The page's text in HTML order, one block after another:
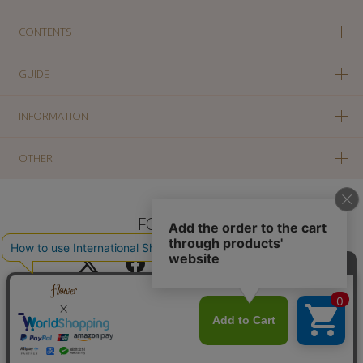
CONTENTS
GUIDE
INFORMATION
OTHER
FOLLOW US
PC版に切り替え
Copyright(c) SOLA OF TOKYO CO., LTD All Rights Reserved.